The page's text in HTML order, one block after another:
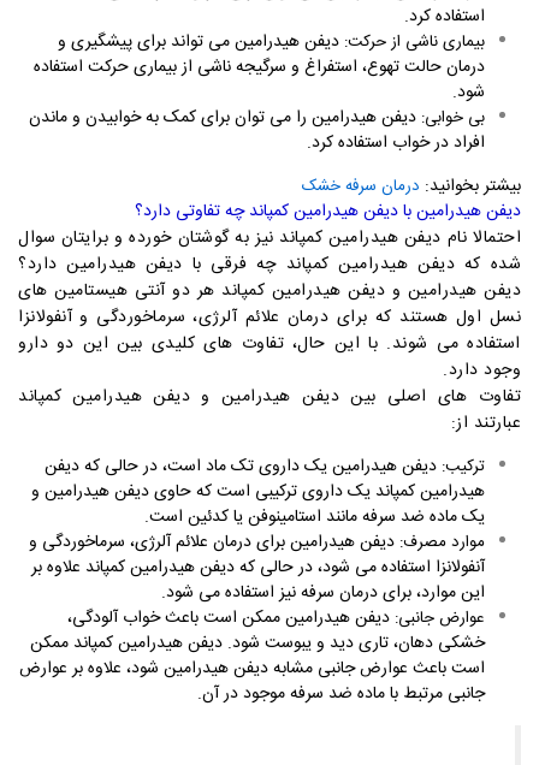
استفاده کرد.
بیماری ناشی از حرکت: دیفن هیدرامین می تواند برای پیشگیری و
درمان حالت تهوع، استفراغ و سرگیجه ناشی از بیماری حرکت استفاده
شود.
بی خوابی: دیفن هیدرامین را می توان برای کمک به خوابیدن و ماندن
افراد در خواب استفاده کرد.
بیشتر بخوانید: درمان سرفه خشک
دیفن هیدرامین با دیفن هیدرامین کمپاند چه تفاوتی دارد؟
احتمالا نام دیفن هیدرامین کمپاند نیز به گوشتان خورده و برایتان سوال
شده که دیفن هیدرامین کمپاند چه فرقی با دیفن هیدرامین دارد؟
دیفن هیدرامین و دیفن هیدرامین کمپاند هر دو آنتی هیستامین های
نسل اول هستند که برای درمان علائم آلرژی، سرماخوردگی و آنفولانزا
استفاده می شوند. با این حال، تفاوت های کلیدی بین این دو دارو
وجود دارد.
تفاوت های اصلی بین دیفن هیدرامین و دیفن هیدرامین کمپاند
عبارتند از:
ترکیب: دیفن هیدرامین یک داروی تک ماد است، در حالی که دیفن
هیدرامین کمپاند یک داروی ترکیبی است که حاوی دیفن هیدرامین و
یک ماده ضد سرفه مانند استامینوفن یا کدئین است.
موارد مصرف: دیفن هیدرامین برای درمان علائم آلرژی، سرماخوردگی و
آنفولانزا استفاده می شود، در حالی که دیفن هیدرامین کمپاند علاوه بر
این موارد، برای درمان سرفه نیز استفاده می شود.
عوارض جانبی: دیفن هیدرامین ممکن است باعث خواب آلودگی،
خشکی دهان، تاری دید و یبوست شود. دیفن هیدرامین کمپاند ممکن
است باعث عوارض جانبی مشابه دیفن هیدرامین شود، علاوه بر عوارض
جانبی مرتبط با ماده ضد سرفه موجود در آن.